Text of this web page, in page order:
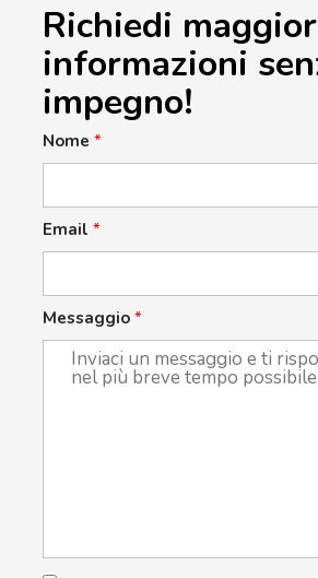
Richiedi
informazioni
impegno!
Nome *
Email *
Messaggio *